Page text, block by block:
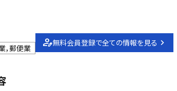
，郵便業
無料会員登録で全ての情報を見る